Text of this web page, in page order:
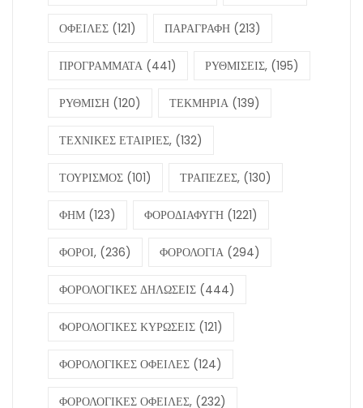
ΟΦΕΙΛΕΣ (121) ΠΑΡΑΓΡΑΦΗ (213)
ΠΡΟΓΡΑΜΜΑΤΑ (441) ΡΥΘΜΙΣΕΙΣ, (195)
ΡΥΘΜΙΣΗ (120) ΤΕΚΜΗΡΙΑ (139)
ΤΕΧΝΙΚΕΣ ΕΤΑΙΡΙΕΣ, (132)
ΤΟΥΡΙΣΜΟΣ (101) ΤΡΑΠΕΖΕΣ, (130)
ΦΗΜ (123) ΦΟΡΟΔΙΑΦΥΓΗ (1221)
ΦΟΡΟΙ, (236) ΦΟΡΟΛΟΓΙΑ (294)
ΦΟΡΟΛΟΓΙΚΕΣ ΔΗΛΩΣΕΙΣ (444)
ΦΟΡΟΛΟΓΙΚΕΣ ΚΥΡΩΣΕΙΣ (121)
ΦΟΡΟΛΟΓΙΚΕΣ ΟΦΕΙΛΕΣ (124)
ΦΟΡΟΛΟΓΙΚΕΣ ΟΦΕΙΛΕΣ, (232)